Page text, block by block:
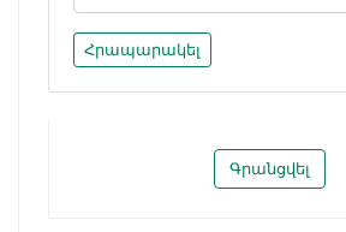
Հրապարակել
Գրանցվել